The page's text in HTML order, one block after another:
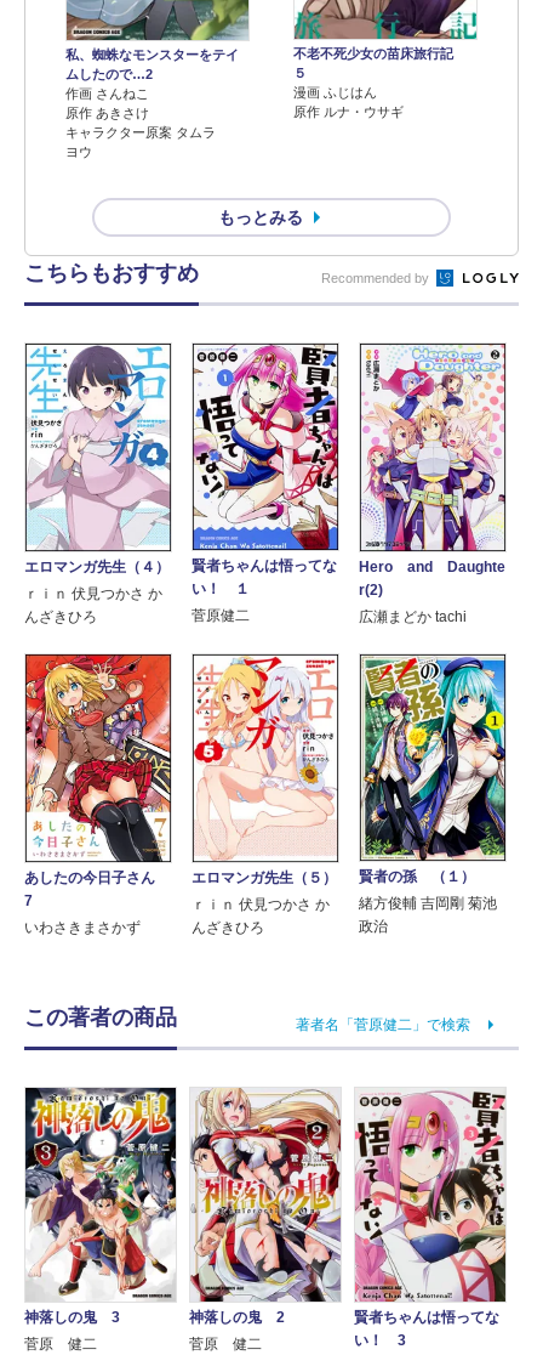
私、蜘蛛なモンスターをテイ
ムしたので…2
作画 さんねこ
原作 あきさけ
キャラクター原案 タムラ
ヨウ
不老不死少女の苗床旅行記
５
漫画 ふじはん
原作 ルナ・ウサギ
もっとみる
こちらもおすすめ Recommended by
エロマンガ先生（４）
ｒｉｎ 伏見つかさ か
んざきひろ
賢者ちゃんは悟ってな
い！ １
菅原健二
Hero and Daughte
r(2)
広瀬まどか tachi
あしたの今日子さん
7
いわさきまさかず
エロマンガ先生（５）
ｒｉｎ 伏見つかさ か
んざきひろ
賢者の孫 （１）
緒方俊輔 吉岡剛 菊池
政治
この著者の商品 著者名「菅原健二」で検索
神落しの鬼 3
菅原 健二
神落しの鬼 2
菅原 健二
賢者ちゃんは悟ってな
い！ 3